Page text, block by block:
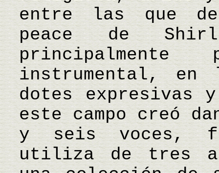
entre las que
peace de
instrumental, en
dotes expresivas
este campo creó
y seis voces,
utiliza de tres a